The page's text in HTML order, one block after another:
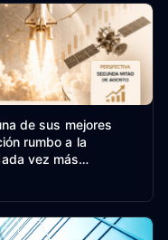
de sus mejores
rumbo a la
vez más